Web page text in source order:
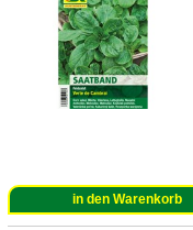
in den Warenkorb